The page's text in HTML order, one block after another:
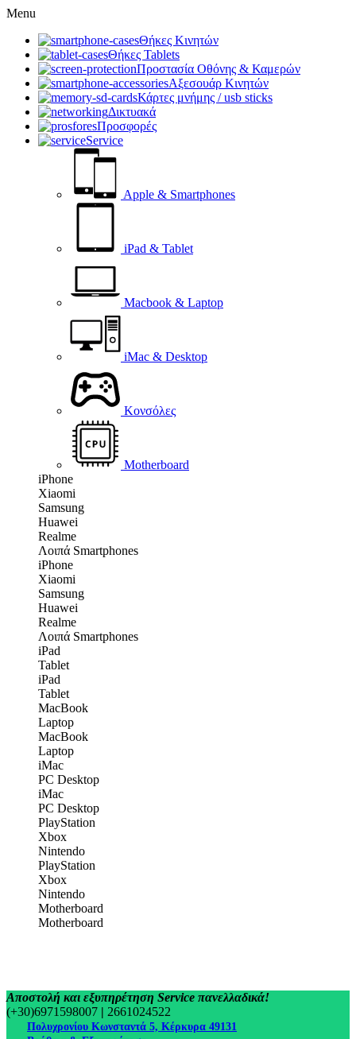
Menu
Θήκες Κινητών
Θήκες Tablets
Προστασία Οθόνης & Καμερών
Αξεσουάρ Κινητών
Κάρτες μνήμης / usb sticks
Δικτυακά
Προσφορές
Service
Apple & Smartphones
iPad & Tablet
Macbook & Laptop
iMac & Desktop
Κονσόλες
Motherboard
iPhone
Xiaomi
Samsung
Huawei
Realme
Λοιπά Smartphones
iPhone
Xiaomi
Samsung
Huawei
Realme
Λοιπά Smartphones
iPad
Tablet
iPad
Tablet
MacBook
Laptop
MacBook
Laptop
iMac
PC Desktop
iMac
PC Desktop
PlayStation
Xbox
Nintendo
PlayStation
Xbox
Nintendo
Motherboard
Motherboard
Αποστολή και εξυπηρέτηση Service πανελλαδικά!
(+30)6971598007 | 2661024522
Πολυχρονίου Κωνσταντά 5, Κέρκυρα 49131